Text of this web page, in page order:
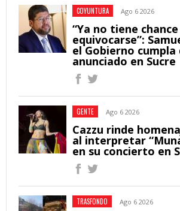
COYUNTURA Ago 6 2026
“Ya no tiene
equivocarse”:
el Gobierno cumpla
anunciado en Sucre
GENTE Ago 6 2026
Cazzu rinde
al interpretar
en su concierto en
TRASFONDO Ago 6 2026